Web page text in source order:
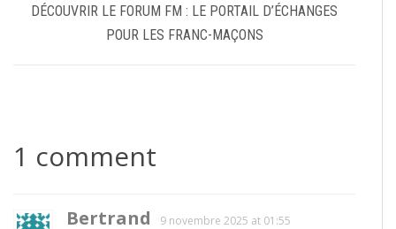
DÉCOUVRIR LE FORUM FM : LE PORTAIL D’ÉCHANGES
POUR LES FRANC-MAÇONS
1 comment
Bertrand 9 novembre 2025 at 01:55